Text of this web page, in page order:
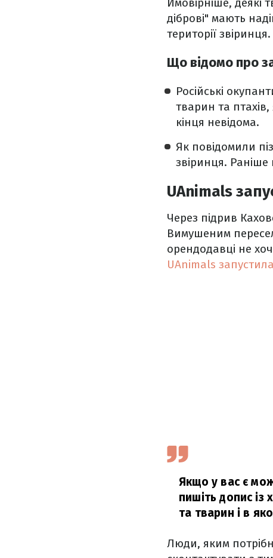
діброві" мають
території звіринця.
Що відомо про
Російські
тварин та
кінця невідома.
Як повідомили
звіринця.
UAnimals
Через підрив
Вимушеним
орендодавці не
UAnimals
Якщо у вас є
пишіть допис
та тварин і в
Люди, яким